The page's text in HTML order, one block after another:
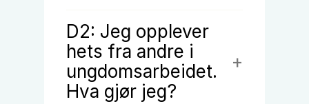
D2: Jeg opplever
hets fra andre i
ungdomsarbeidet.
Hva gjør jeg?